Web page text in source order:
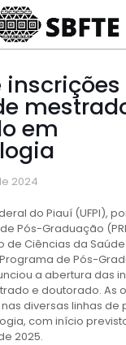
em
2024
do Piauí (UFPI),
Pós-Graduação
de Ciências da
de Pós-
a abertura das
e doutorado. As
diversas linhas de
com início
2025.